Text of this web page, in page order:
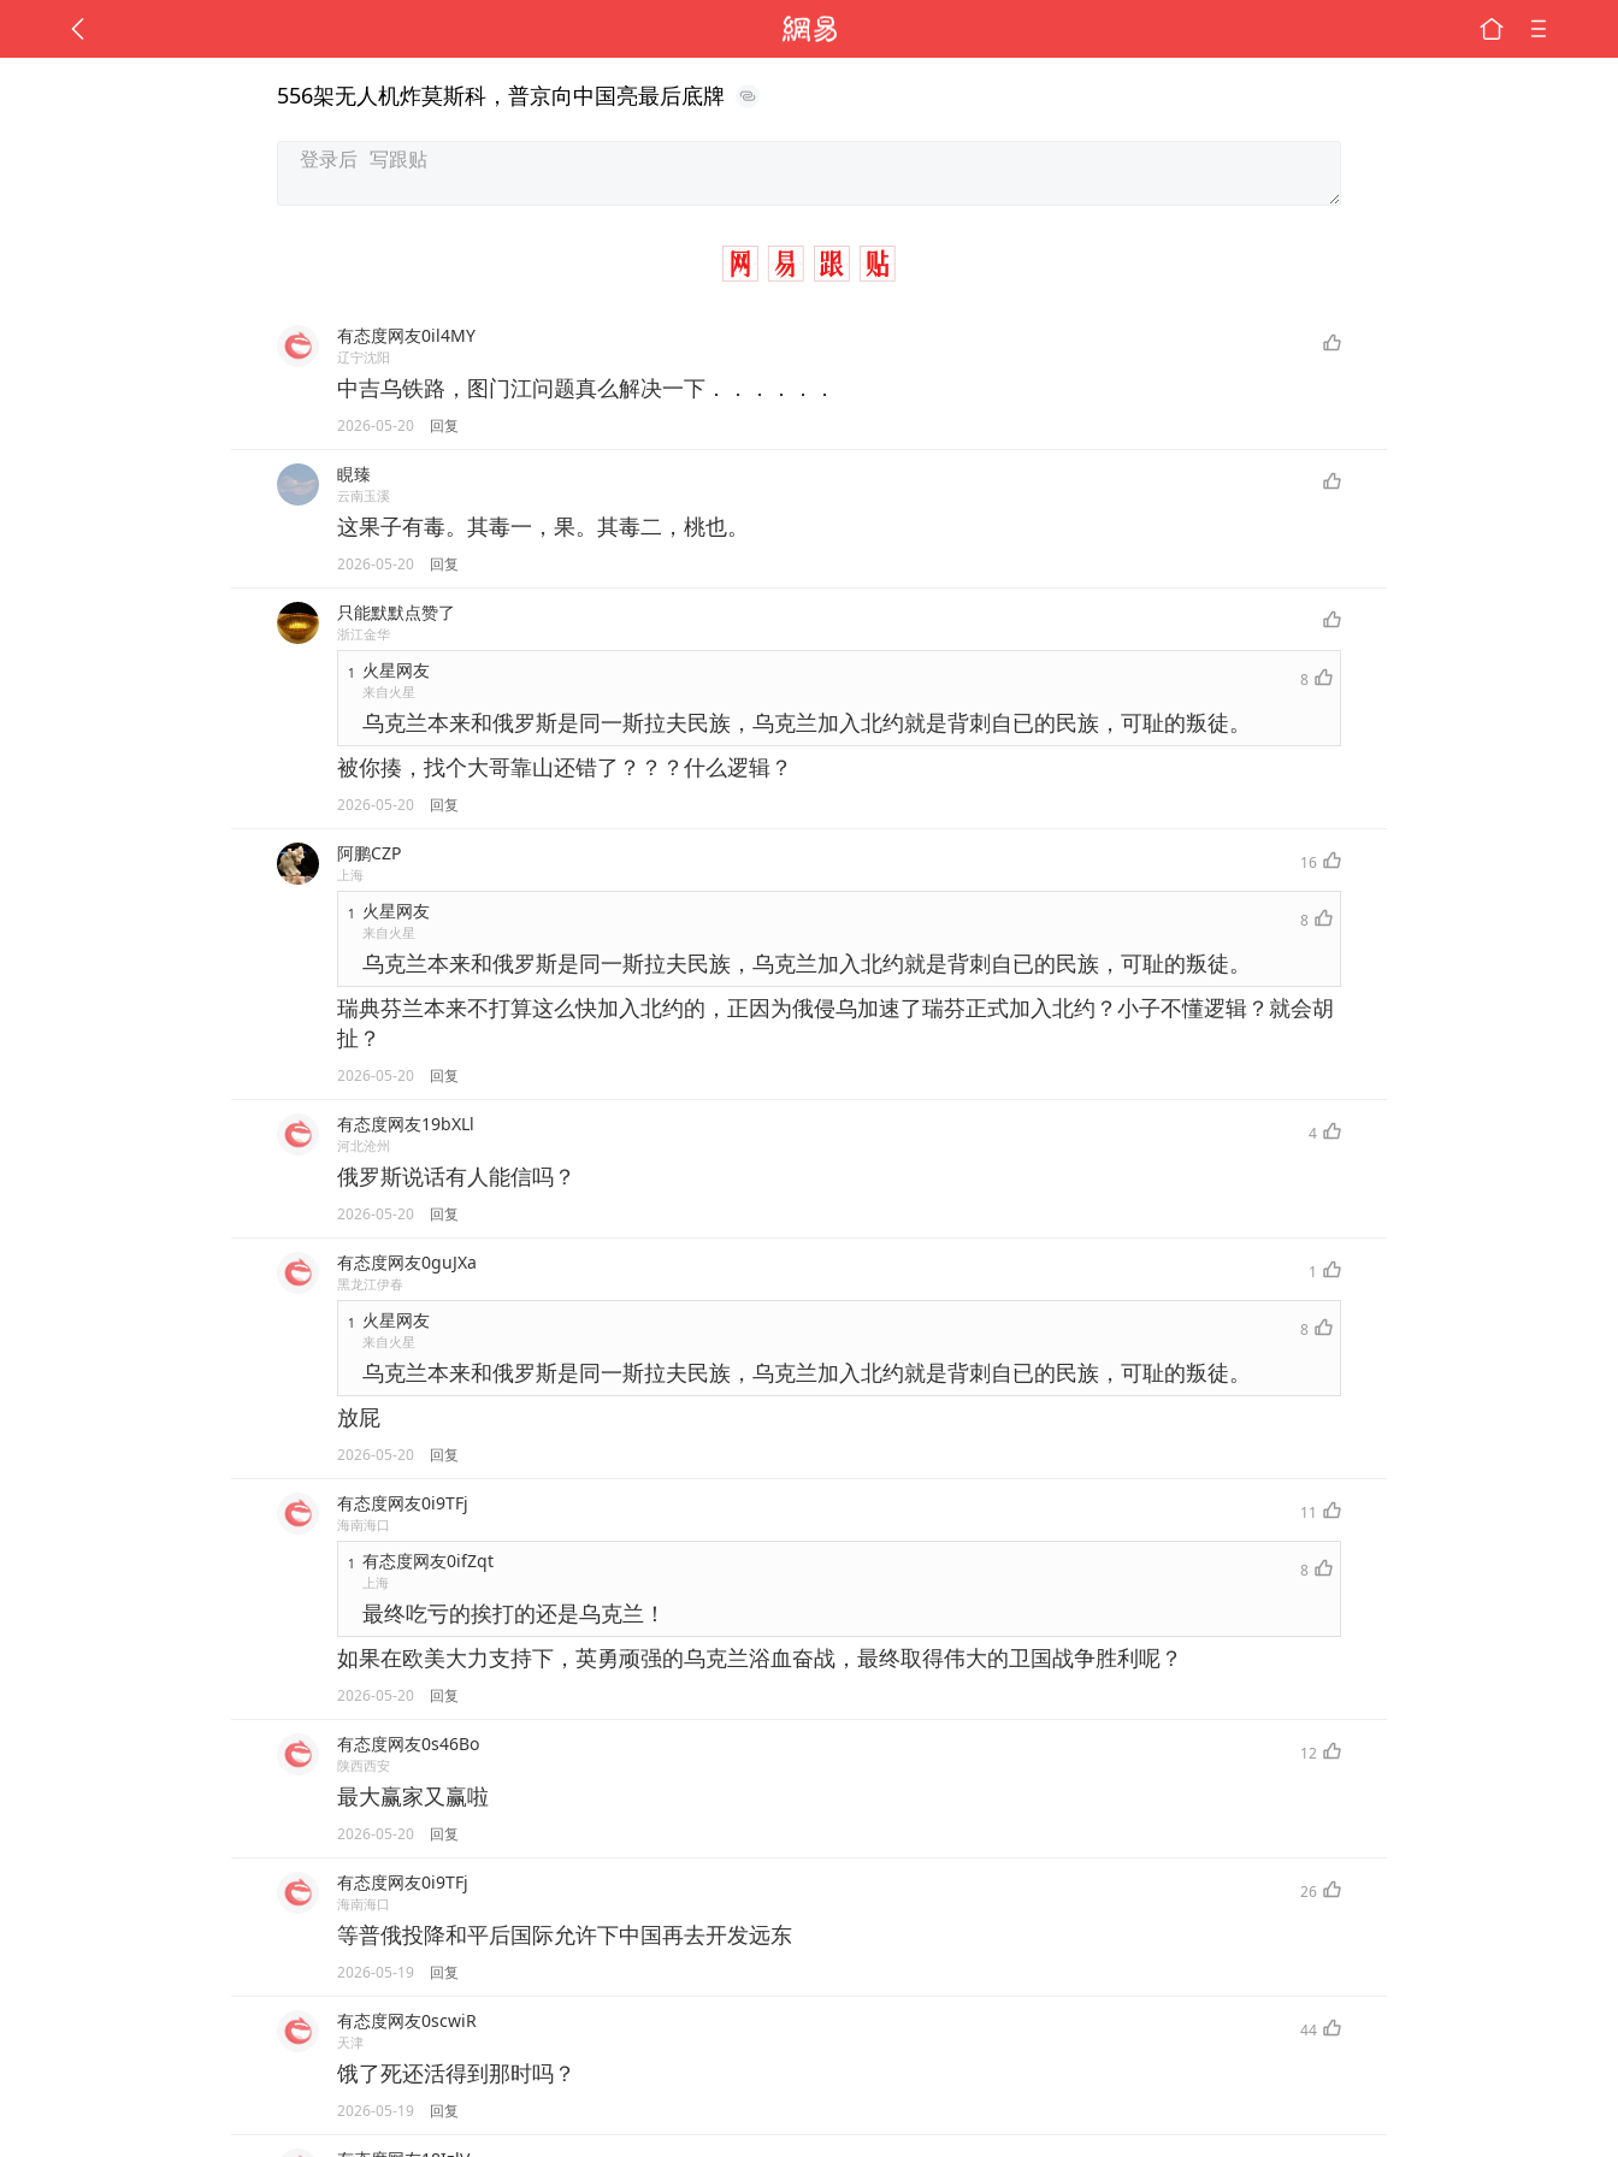
556架无人机炸莫斯科，普京向中国亮最后底牌
有态度网友0il4MY
辽宁沈阳
中吉乌铁路，图门江问题真么解决一下．．．．．．
2026-05-20 回复
睍臻
云南玉溪
这果子有毒。其毒一，果。其毒二，桃也。
2026-05-20 回复
只能默默点赞了
浙江金华
1 火星网友
来自火星
8
乌克兰本来和俄罗斯是同一斯拉夫民族，乌克兰加入北约就是背刺自已的民族，可耻的叛徒。
被你揍，找个大哥靠山还错了？？？什么逻辑？
2026-05-20 回复
阿鹏CZP
上海
16
1 火星网友
来自火星
8
乌克兰本来和俄罗斯是同一斯拉夫民族，乌克兰加入北约就是背刺自已的民族，可耻的叛徒。
瑞典芬兰本来不打算这么快加入北约的，正因为俄侵乌加速了瑞芬正式加入北约？小子不懂逻辑？就会胡
扯？
2026-05-20 回复
有态度网友19bXLl
河北沧州
4
俄罗斯说话有人能信吗？
2026-05-20 回复
有态度网友0guJXa
黑龙江伊春
1
1 火星网友
来自火星
8
乌克兰本来和俄罗斯是同一斯拉夫民族，乌克兰加入北约就是背刺自已的民族，可耻的叛徒。
放屁
2026-05-20 回复
有态度网友0i9TFj
海南海口
11
1 有态度网友0ifZqt
上海
8
最终吃亏的挨打的还是乌克兰！
如果在欧美大力支持下，英勇顽强的乌克兰浴血奋战，最终取得伟大的卫国战争胜利呢？
2026-05-20 回复
有态度网友0s46Bo
陕西西安
12
最大赢家又赢啦
2026-05-20 回复
有态度网友0i9TFj
海南海口
26
等普俄投降和平后国际允许下中国再去开发远东
2026-05-19 回复
有态度网友0scwiR
天津
44
饿了死还活得到那时吗？
2026-05-19 回复